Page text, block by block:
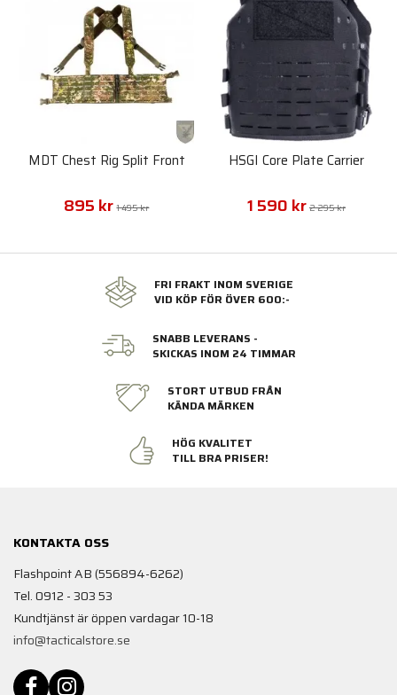
MDT Chest Rig Split Front
895 kr 1 495 kr
HSGI Core Plate Carrier
1 590 kr 2 295 kr
FRI FRAKT INOM SVERIGE
VID KÖP FÖR ÖVER 600:-
SNABB LEVERANS -
SKICKAS INOM 24 TIMMAR
STORT UTBUD FRÅN
KÄNDA MÄRKEN
HÖG KVALITET
TILL BRA PRISER!
KONTAKTA OSS
Flashpoint AB (556894-6262)
Tel. 0912 - 303 53
Kundtjänst är öppen vardagar 10-18
info@tacticalstore.se